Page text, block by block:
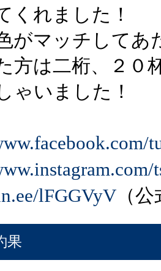
くれました！
がマッチしてあ
方は二桁、２０
ゃいました！
lFGGVyV （
果